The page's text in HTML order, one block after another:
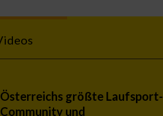
Österreichs größte Laufsport-
Community und